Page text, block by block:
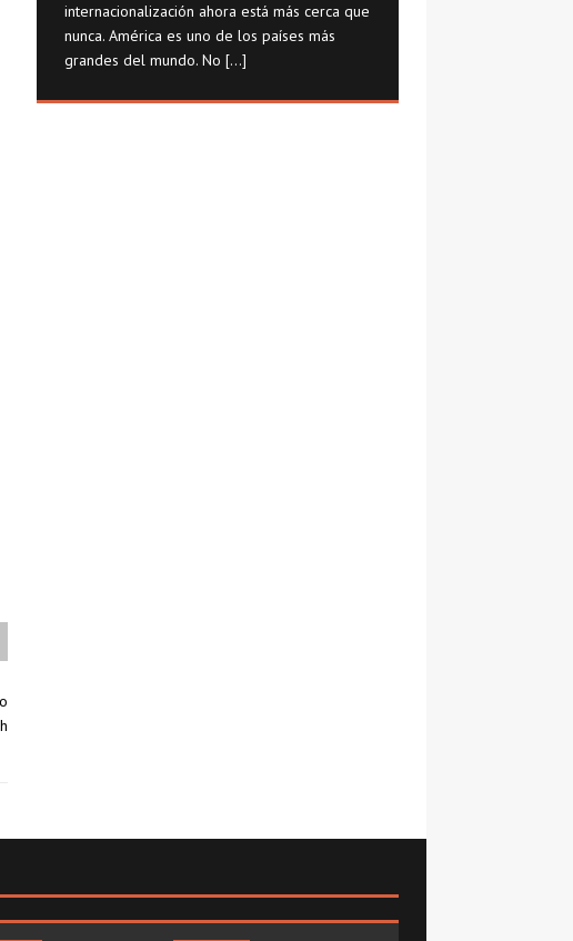
internacionalización ahora está más cerca que
nunca. América es uno de los países más
grandes del mundo. No [...]